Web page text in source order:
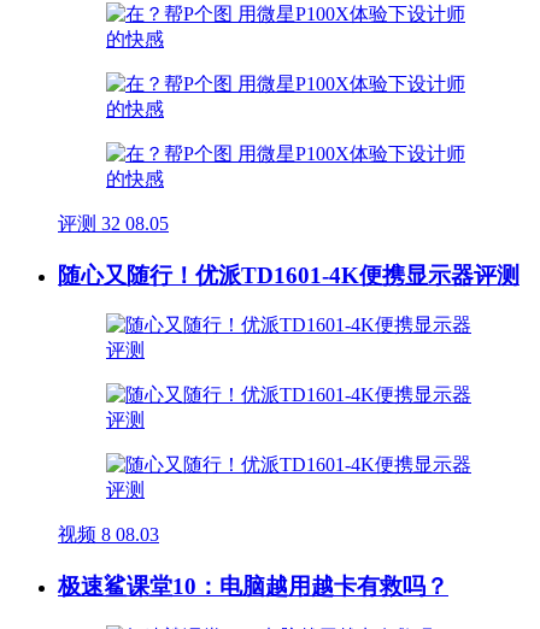
评测 32 08.05
随心又随行！优派TD1601-4K便携显示器评测
视频 8 08.03
极速鲨课堂10：电脑越用越卡有救吗？